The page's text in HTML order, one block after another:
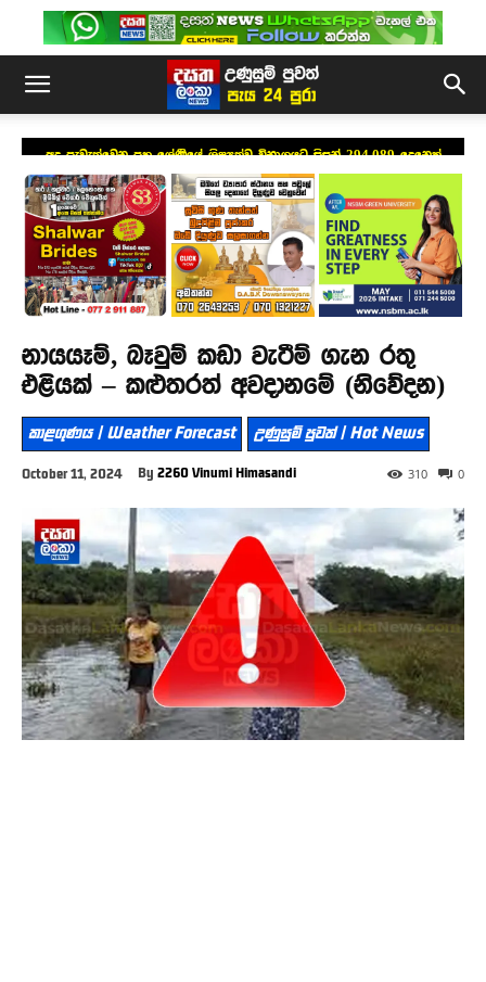
අද පැවැත්වෙන පහ ශ්‍රේණියේ ශිෂ්‍යත්ව විභාගයට සිසුන් 294,089 දෙනෙක්
නායයෑම්, බෑවුම් කඩා වැටීම් ගැන රතු
එළියක් – කළුතරත් අවදානමේ (නිවේදන)
කාළගුණය | Weather Forecast උණුසුම් පුවත් | Hot News
October 11, 2024 By 2260 Vinumi Himasandi 0
310